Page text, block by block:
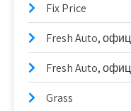
Fix Price
Fresh Auto,
Fresh Auto,
Grass